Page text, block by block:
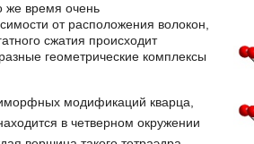
же время очень
от расположения волокон,
сжатия происходит
геометрические комплексы
модификаций кварца,
в четверном окружении